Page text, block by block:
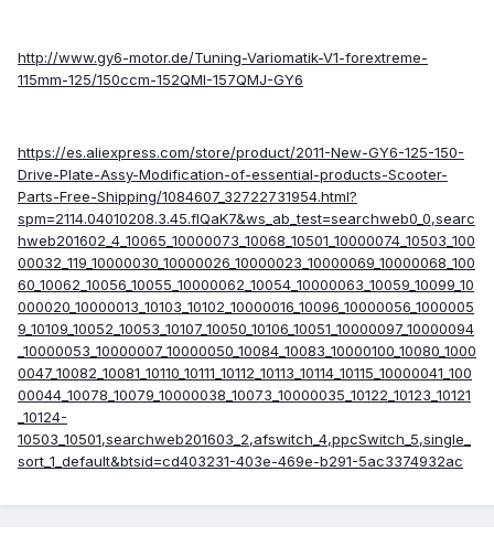
http://www.gy6-motor.de/Tuning-Variomatik-V1-forextreme-
115mm-125/150ccm-152QMI-157QMJ-GY6
https://es.aliexpress.com/store/product/2011-New-GY6-125-150-
Drive-Plate-Assy-Modification-of-essential-products-Scooter-
Parts-Free-Shipping/1084607_32722731954.html?
spm=2114.04010208.3.45.flQaK7&ws_ab_test=searchweb0_0,searc
hweb201602_4_10065_10000073_10068_10501_10000074_10503_100
00032_119_10000030_10000026_10000023_10000069_10000068_100
60_10062_10056_10055_10000062_10054_10000063_10059_10099_10
000020_10000013_10103_10102_10000016_10096_10000056_1000005
9_10109_10052_10053_10107_10050_10106_10051_10000097_10000094
_10000053_10000007_10000050_10084_10083_10000100_10080_1000
0047_10082_10081_10110_10111_10112_10113_10114_10115_10000041_100
00044_10078_10079_10000038_10073_10000035_10122_10123_10121
_10124-
10503_10501,searchweb201603_2,afswitch_4,ppcSwitch_5,single_
sort_1_default&btsid=cd403231-403e-469e-b291-5ac3374932ac